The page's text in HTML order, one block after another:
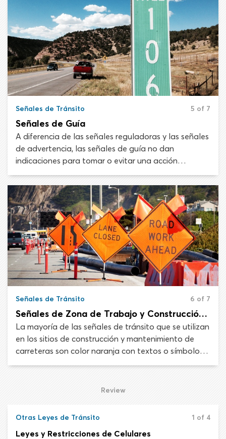
las condiciones indicadas.
Señales de Tránsito 5 of 7
Señales de Guía
A diferencia de las señales reguladoras y las señales
de advertencia, las señales de guía no dan
indicaciones para tomar o evitar una acción
particular. En lugar de eso, están diseñadas para
brindar información útil sobre ubicaciones.
Señales de Tránsito 6 of 7
Señales de Zona de Trabajo y Construcción en la Carretera
La mayoría de las señales de tránsito que se utilizan
en los sitios de construcción y mantenimiento de
carreteras son color naranja con textos o símbolos
negros. Encontrarás estas señales si el trabajo en la
conductores avancen con precaución y reduzcan su
Review
Otras Leyes de Tránsito 1 of 4
Leyes y Restricciones de Celulares